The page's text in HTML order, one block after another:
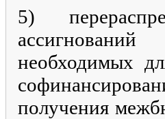
5)
необходимых
получения